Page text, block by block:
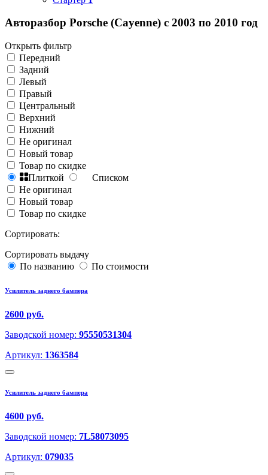
Авторазбор Porsche (Cayenne) с 2003 по 2010 год
Открыть фильтр
Передний
Задний
Левый
Правый
Центральный
Верхний
Нижний
Не оригинал
Новый товар
Товар по скидке
Плиткой
Списком
Не оригинал
Новый товар
Товар по скидке
Сортировать:
Сортировать выдачу
По названию
По стоимости
Усилитель заднего бампера
2600 руб.
Заводской номер: 95550531304
Артикул: 1363584
Усилитель заднего бампера
4600 руб.
Заводской номер: 7L58073095
Артикул: 079035